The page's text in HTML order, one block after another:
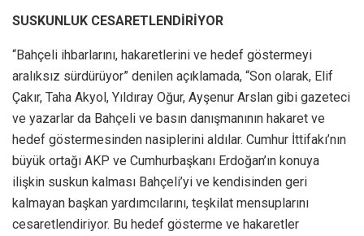
SUSKUNLUK CESARETLENDİRİYOR
“Bahçeli ihbarlarını, hakaretlerini ve hedef göstermeyi
aralıksız sürdürüyor” denilen açıklamada, “Son olarak, Elif
Çakır, Taha Akyol, Yıldıray Oğur, Ayşenur Arslan gibi gazeteci
ve yazarlar da Bahçeli ve basın danışmanının hakaret ve
hedef göstermesinden nasiplerini aldılar. Cumhur İttifakı’nın
büyük ortağı AKP ve Cumhurbaşkanı Erdoğan’ın konuya
ilişkin suskun kalması Bahçeli’yi ve kendisinden geri
kalmayan başkan yardımcılarını, teşkilat mensuplarını
cesaretlendiriyor. Bu hedef gösterme ve hakaretler